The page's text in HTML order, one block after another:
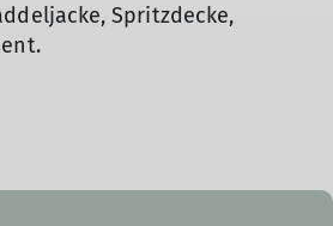
Spritzdecke,